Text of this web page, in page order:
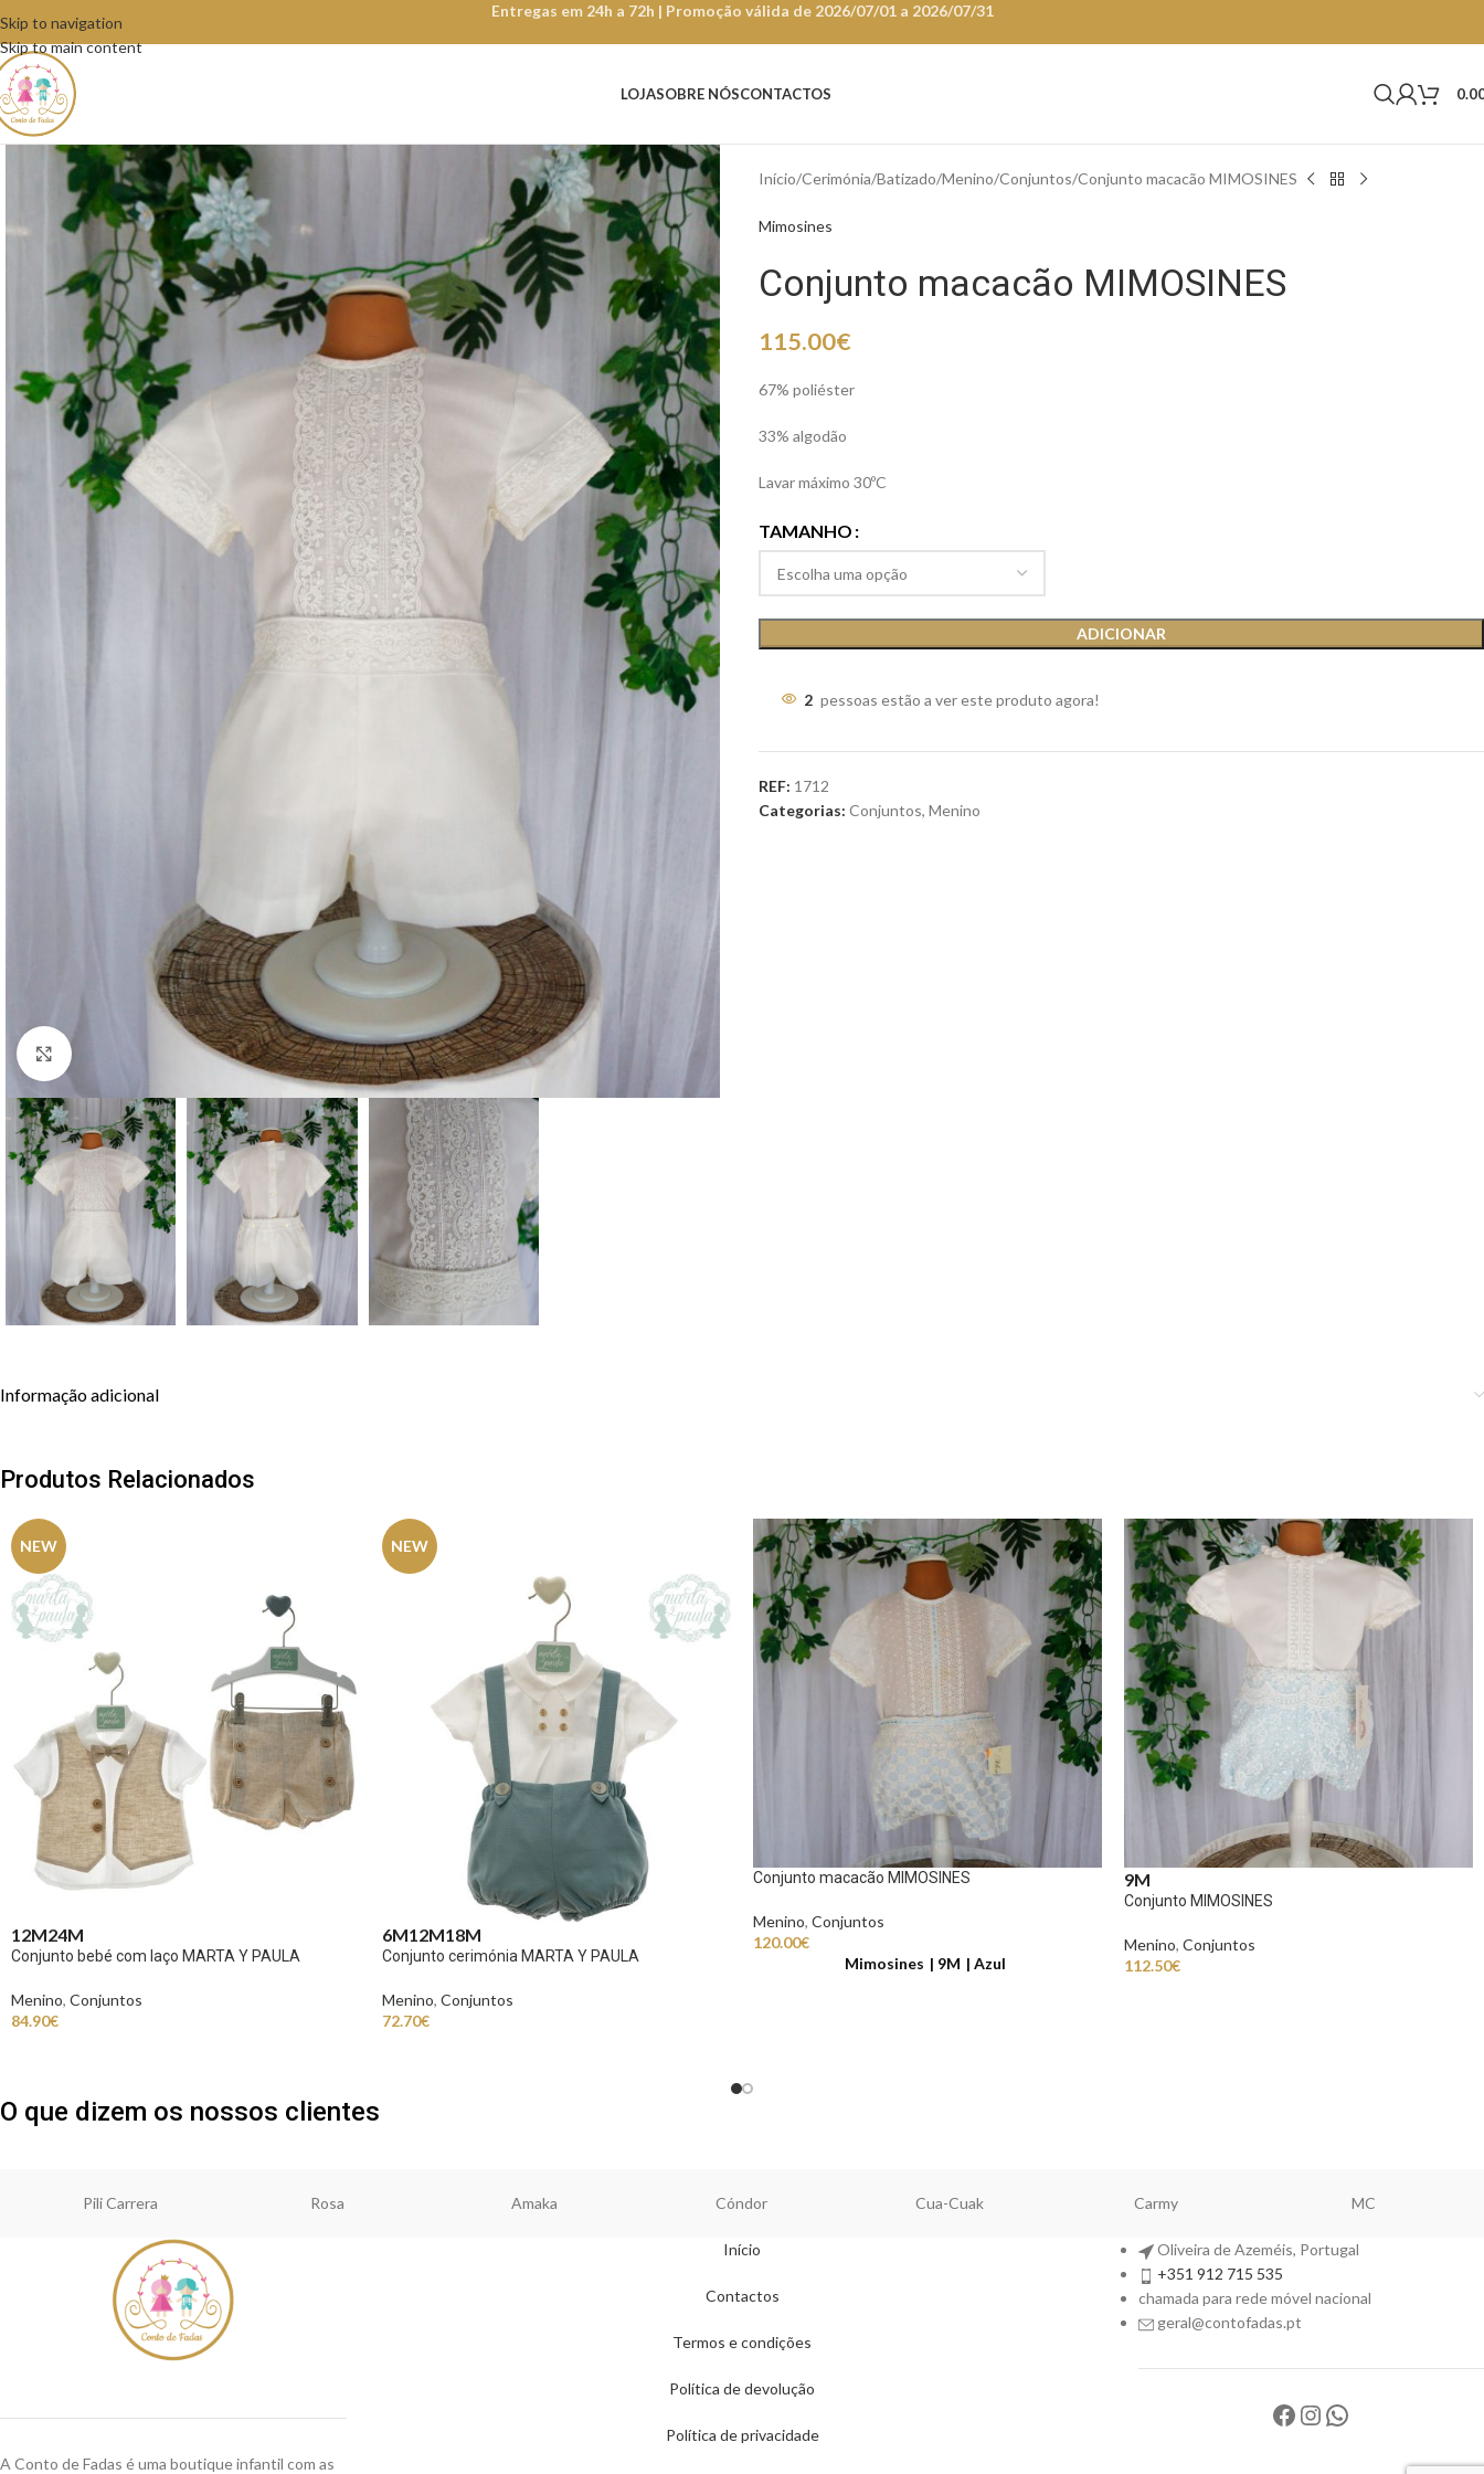
Skip to navigation
Skip to main content
Entregas em 24h a 72h | Promoção válida de 2026/07/01 a 2026/07/31
LOJASOBRE NÓSCONTACTOS
Clique para aumentar
Início Cerimónia Batizado Menino Conjuntos Conjunto macacão MIMOSINES
Mimosines
Conjunto macacão MIMOSINES
115.00€
67% poliéster
33% algodão
Lavar máximo 30ºC
TAMANHO
ADICIONAR
2 pessoas estão a ver este produto agora!
REF: 1712
Categorias: Conjuntos, Menino
Informação adicional
Produtos Relacionados
NEW
12M24M
Conjunto bebé com laço MARTA Y PAULA
Menino, Conjuntos
84.90€
NEW
6M12M18M
Conjunto cerimónia MARTA Y PAULA
Menino, Conjuntos
72.70€
Conjunto macacão MIMOSINES
Menino, Conjuntos
120.00€
Mimosines
9M Azul
9M
Conjunto MIMOSINES
Menino, Conjuntos
112.50€
O que dizem os nossos clientes
Pili Carrera Rosa Amaka Cóndor Cua-Cuak Carmy MC
A Conto de Fadas é uma boutique infantil com as
Início
Contactos
Termos e condições
Política de devolução
Política de privacidade
Oliveira de Azeméis, Portugal
+351 912 715 535
chamada para rede móvel nacional
geral@contofadas.pt